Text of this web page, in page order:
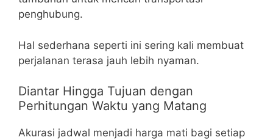
penghubung.
Hal sederhana seperti ini sering kali membuat
perjalanan terasa jauh lebih nyaman.
Diantar Hingga Tujuan dengan
Perhitungan Waktu yang Matang
Akurasi jadwal menjadi harga mati bagi setiap